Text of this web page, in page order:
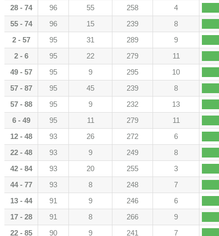
28 - 74
96 55 258
4
55 - 74
96 15 239
8
2 - 57
95 31 289
9
2 - 6
95 22 279
11
49 - 57
95 9 295
10
57 - 87
95 45 239
8
57 - 88
95 9 232
13
6 - 49
95 11 279
11
12 - 48
93 26 272
6
22 - 48
93 9 249
8
42 - 84
93 20 255
3
44 - 77
93 8 248
7
13 - 44
91 9 246
6
17 - 28
91 8 266
9
22 - 85
90 9 241 7